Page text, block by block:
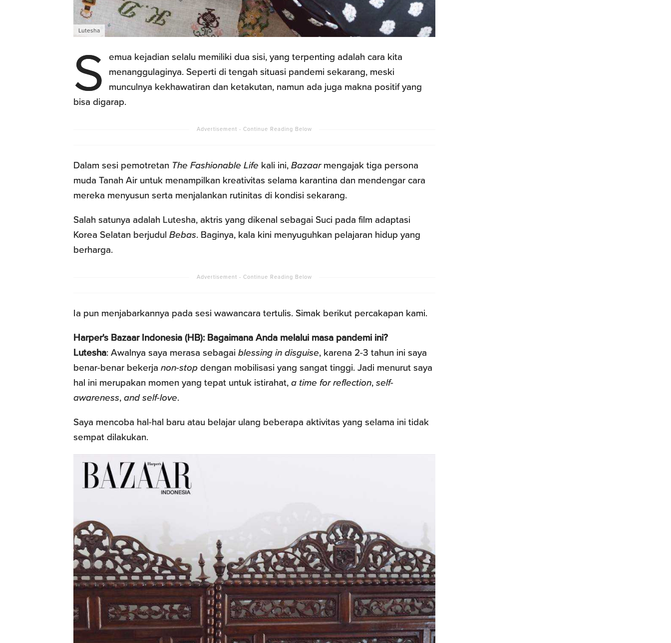
Lutesha
S
emua kejadian selalu memiliki dua sisi, yang terpenting adalah cara kita
menanggulaginya. Seperti di tengah situasi pandemi sekarang, meski
munculnya kekhawatiran dan ketakutan, namun ada juga makna positif yang
bisa digarap.
Dalam sesi pemotretan The Fashionable Life kali ini, Bazaarmengajak tiga persona
muda Tanah Air untuk menampilkan kreativitas selama karantina dan mendengar cara
mereka menyusun serta menjalankan rutinitas di kondisi sekarang.
Salah satunya adalah Lutesha, aktris yang dikenal sebagai Suci pada film adaptasi
Korea Selatan berjudul Bebas. Baginya, kala kini menyuguhkan pelajaran hidup yang
berharga.
Ia pun menjabarkannya pada sesi wawancara tertulis. Simak berikut percakapan kami.
Harper's Bazaar Indonesia (HB): Bagaimana Anda melalui masa pandemi ini?
Lutesha: Awalnya saya merasa sebagai blessing in disguise, karena 2-3 tahun ini saya
benar-benar bekerja non-stop dengan mobilisasi yang sangat tinggi. Jadi menurut saya
hal ini merupakan momen yang tepat untuk istirahat, a time for reflection, self-
awareness, and self-love.
Saya mencoba hal-hal baru atau belajar ulang beberapa aktivitas yang selama ini tidak
sempat dilakukan.